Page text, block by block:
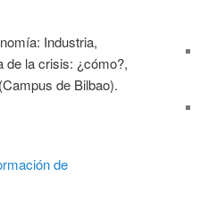
Industria,
de la crisis: ¿cómo?,
de Bilbao).